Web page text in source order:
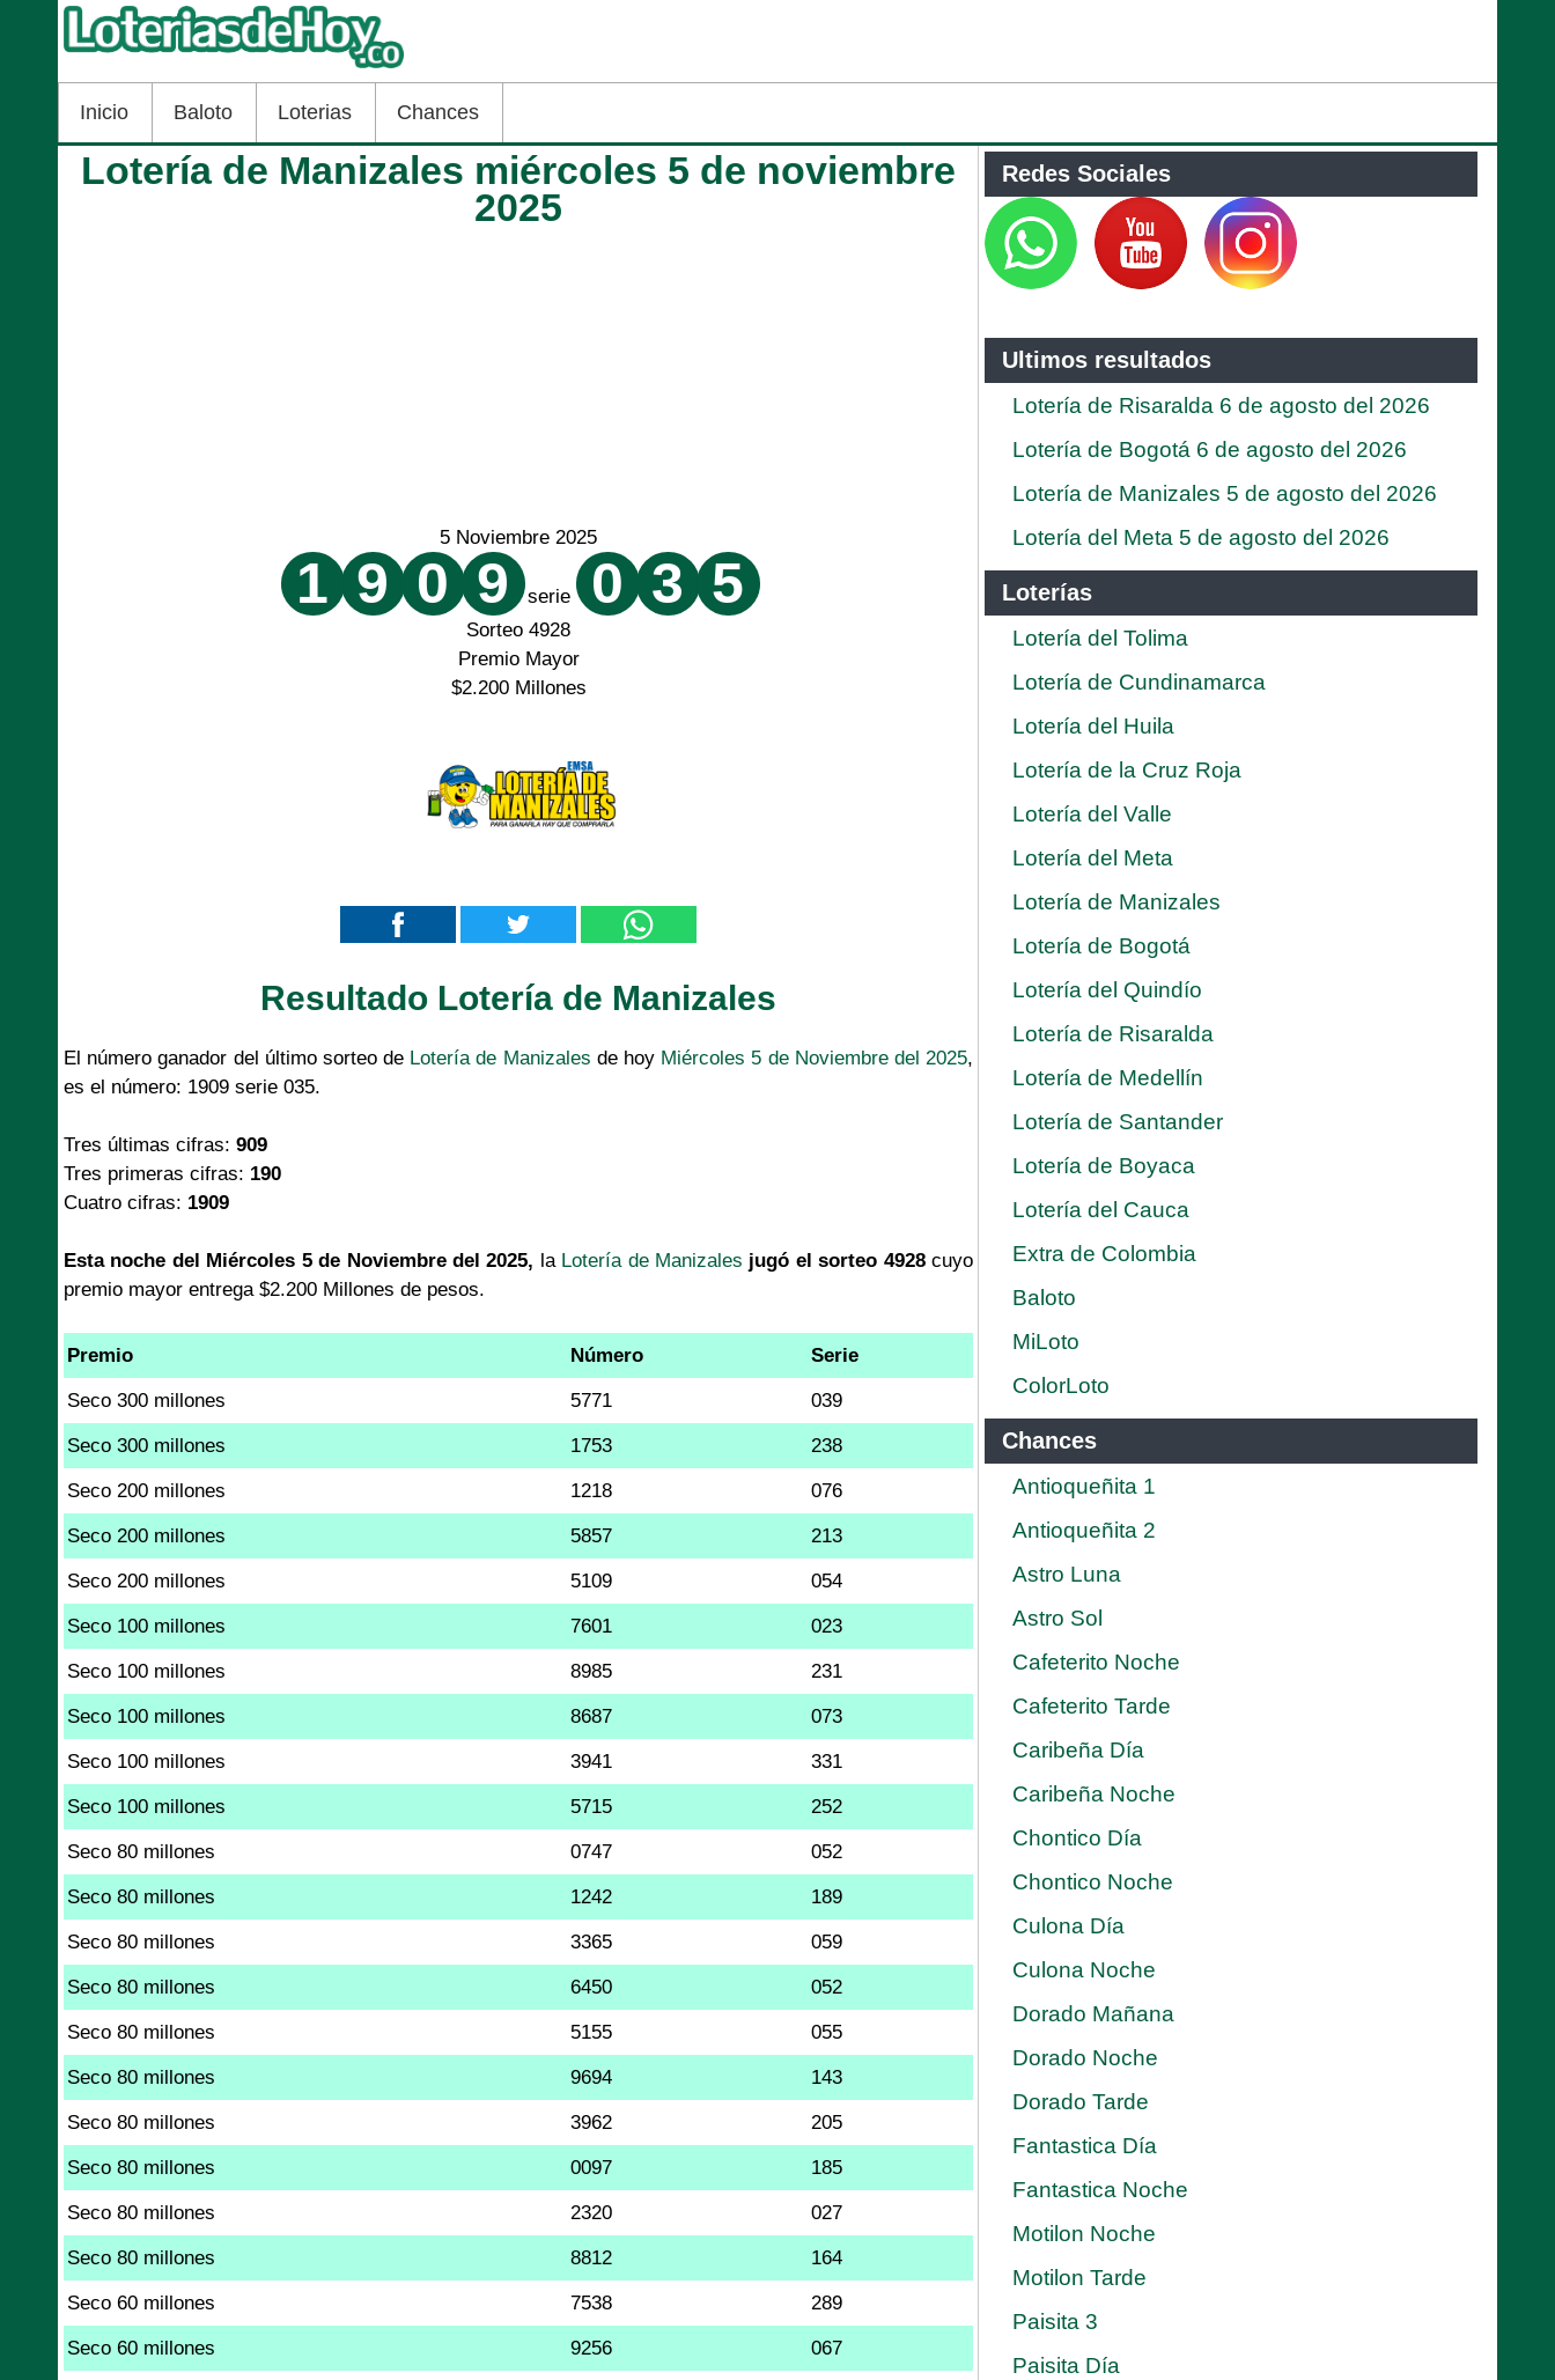
Inicio Baloto Loterias Chances
Lotería de Manizales miércoles 5 de noviembre
2025
5 Noviembre 2025
1 9 0 9 serie 0 3 5
Sorteo 4928
Premio Mayor
$2.200 Millones
Resultado Lotería de Manizales
El número ganador del último sorteo de Lotería de Manizales de hoy Miércoles 5 de Noviembre del 2025,
es el número: 1909 serie 035.
Tres últimas cifras: 909
Tres primeras cifras: 190
Cuatro cifras: 1909
Esta noche del Miércoles 5 de Noviembre del 2025, la Lotería de Manizales jugó el sorteo 4928cuyo
premio mayor entrega $2.200 Millones de pesos.
Premio Número Serie
Seco 300 millones 5771 039
Seco 300 millones 1753 238
Seco 200 millones 1218 076
Seco 200 millones 5857 213
Seco 200 millones 5109 054
Seco 100 millones 7601 023
Seco 100 millones 8985 231
Seco 100 millones 8687 073
Seco 100 millones 3941 331
Seco 100 millones 5715 252
Seco 80 millones 0747 052
Seco 80 millones 1242 189
Seco 80 millones 3365 059
Seco 80 millones 6450 052
Seco 80 millones 5155 055
Seco 80 millones 9694 143
Seco 80 millones 3962 205
Seco 80 millones 0097 185
Seco 80 millones 2320 027
Seco 80 millones 8812 164
Seco 60 millones 7538 289
Seco 60 millones 9256 067
Redes Sociales
Ultimos resultados
Lotería de Risaralda 6 de agosto del 2026
Lotería de Bogotá 6 de agosto del 2026
Lotería de Manizales 5 de agosto del 2026
Lotería del Meta 5 de agosto del 2026
Loterías
Lotería del Tolima
Lotería de Cundinamarca
Lotería del Huila
Lotería de la Cruz Roja
Lotería del Valle
Lotería del Meta
Lotería de Manizales
Lotería de Bogotá
Lotería del Quindío
Lotería de Risaralda
Lotería de Medellín
Lotería de Santander
Lotería de Boyaca
Lotería del Cauca
Extra de Colombia
Baloto
MiLoto
ColorLoto
Chances
Antioqueñita 1
Antioqueñita 2
Astro Luna
Astro Sol
Cafeterito Noche
Cafeterito Tarde
Caribeña Día
Caribeña Noche
Chontico Día
Chontico Noche
Culona Día
Culona Noche
Dorado Mañana
Dorado Noche
Dorado Tarde
Fantastica Día
Fantastica Noche
Motilon Noche
Motilon Tarde
Paisita 3
Paisita Día